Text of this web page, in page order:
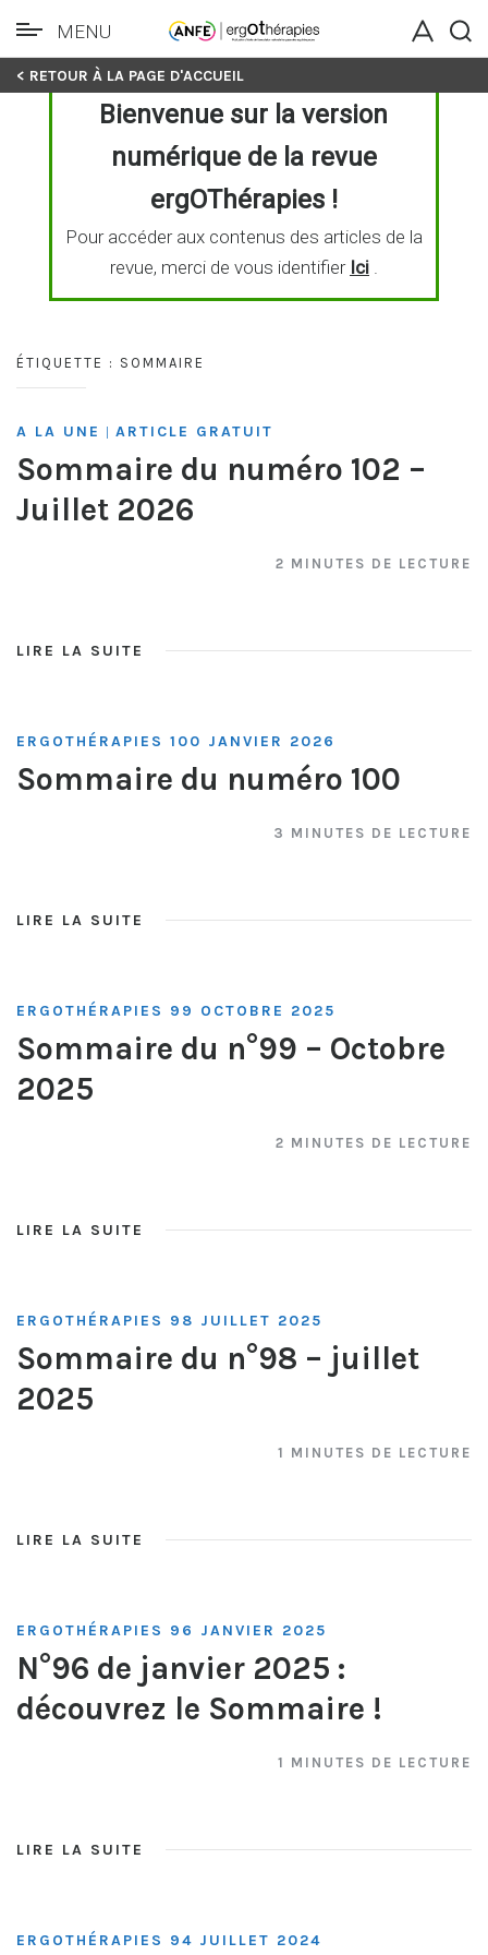
Skip
MENU
< RETOUR À LA PAGE D'ACCUEIL
Bienvenue sur la version
numérique de la revue
ergOThérapies !
Pour accéder aux contenus des articles de la
revue, merci de vous identifier Ici.
ÉTIQUETTE : SOMMAIRE
A LA UNE | ARTICLE GRATUIT
Sommaire du numéro 102 –
Juillet 2026
2 MINUTES DE LECTURE
LIRE LA SUITE
ERGOTHÉRAPIES 100 JANVIER 2026
Sommaire du numéro 100
3 MINUTES DE LECTURE
LIRE LA SUITE
ERGOTHÉRAPIES 99 OCTOBRE 2025
Sommaire du n°99 – Octobre
2025
2 MINUTES DE LECTURE
LIRE LA SUITE
ERGOTHÉRAPIES 98 JUILLET 2025
Sommaire du n°98 – juillet
2025
1 MINUTES DE LECTURE
LIRE LA SUITE
ERGOTHÉRAPIES 96 JANVIER 2025
N°96 de janvier 2025 :
découvrez le Sommaire !
1 MINUTES DE LECTURE
LIRE LA SUITE
ERGOTHÉRAPIES 94 JUILLET 2024